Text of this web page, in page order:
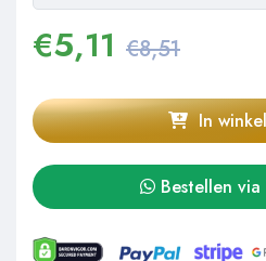
€5,11 €8,51
In
Bestellen via